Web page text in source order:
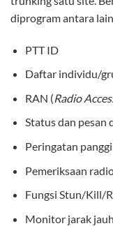
diprogram antara
PTT ID
Daftar individu/
RAN (Radio
Status dan pesan
Peringatan
Pemeriksaan
Fungsi Stun/Kill/
Monitor jarak